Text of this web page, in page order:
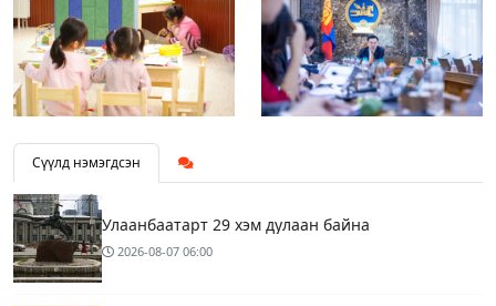
Сүүлд нэмэгдсэн
Улаанбаатарт 29 хэм дулаан байна
2026-08-07 06:00